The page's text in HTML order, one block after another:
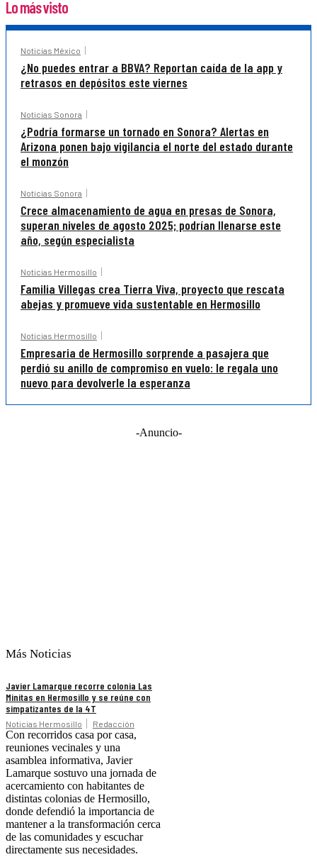
Lo más visto
Noticias México
¿No puedes entrar a BBVA? Reportan caída de la app y
retrasos en depósitos este viernes
Noticias Sonora
¿Podría formarse un tornado en Sonora? Alertas en
Arizona ponen bajo vigilancia el norte del estado durante
el monzón
Noticias Sonora
Crece almacenamiento de agua en presas de Sonora,
superan niveles de agosto 2025; podrían llenarse este
año, según especialista
Noticias Hermosillo
Familia Villegas crea Tierra Viva, proyecto que rescata
abejas y promueve vida sustentable en Hermosillo
Noticias Hermosillo
Empresaria de Hermosillo sorprende a pasajera que
perdió su anillo de compromiso en vuelo: le regala uno
nuevo para devolverle la esperanza
-Anuncio-
Más Noticias
Javier Lamarque recorre colonia Las
Minitas en Hermosillo y se reúne con
simpatizantes de la 4T
Noticias Hermosillo Redacción
Con recorridos casa por casa,
reuniones vecinales y una
asamblea informativa, Javier
Lamarque sostuvo una jornada de
acercamiento con habitantes de
distintas colonias de Hermosillo,
donde defendió la importancia de
mantener a la transformación cerca
de las comunidades y escuchar
directamente sus necesidades.